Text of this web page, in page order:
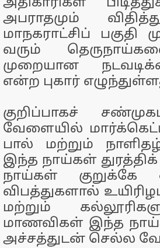
அதிகாரிகள்
அபராதமும்
மாநகராட்சிப் பகுதி
வரும்
முறையான
என்ற புகார்
குறிப்பாகச்
வேளையில்
பால் மற்றும்
இந்த நாய்கள்
நாய்கள் குறுக்கே
விபத்துகளால்
மற்றும்
மாணவிகள் இந்த
அச்சத்துடன் செல்ல